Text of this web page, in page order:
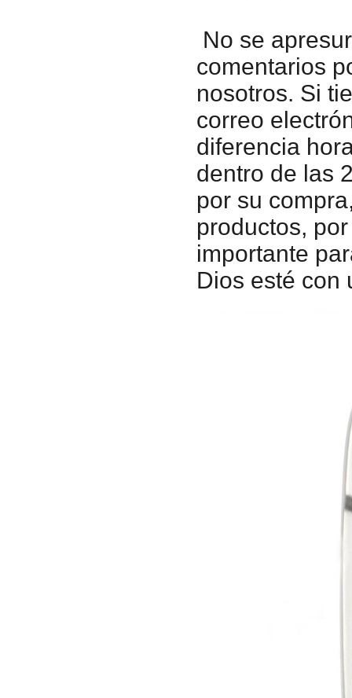
No se
comentarios
nosotros. Si
correo
diferencia
dentro de las
por su
productos,
importante
Dios esté con